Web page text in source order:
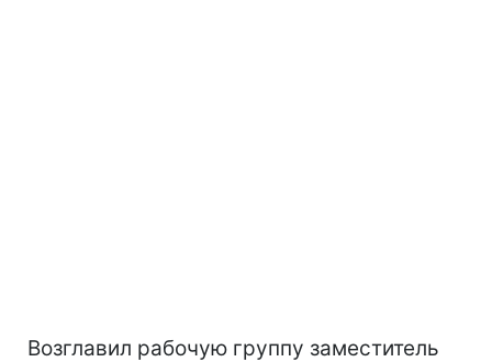
Возглавил рабочую группу заместитель